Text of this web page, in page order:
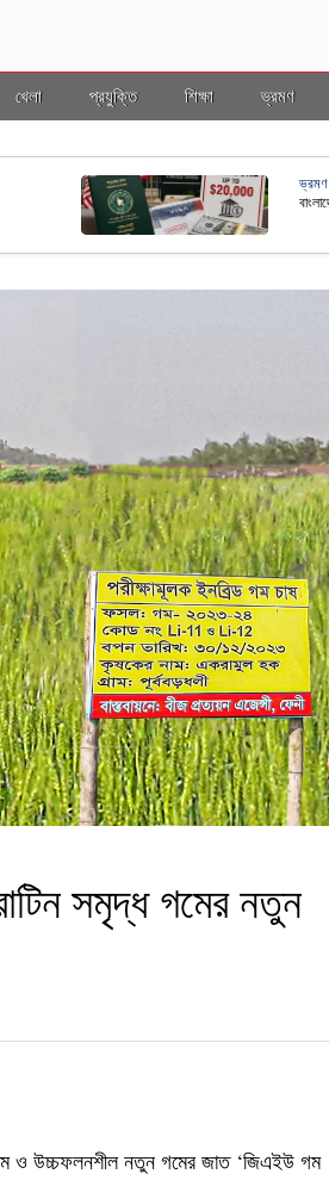
খেলা প্রযুক্তি শিক্ষা ভ্রমণ
ভ্রমণ
সমৃদ্ধ গমের নতুন
ও উচ্চফলনশীল নতুন গমের জাত ‘জিএইউ গম